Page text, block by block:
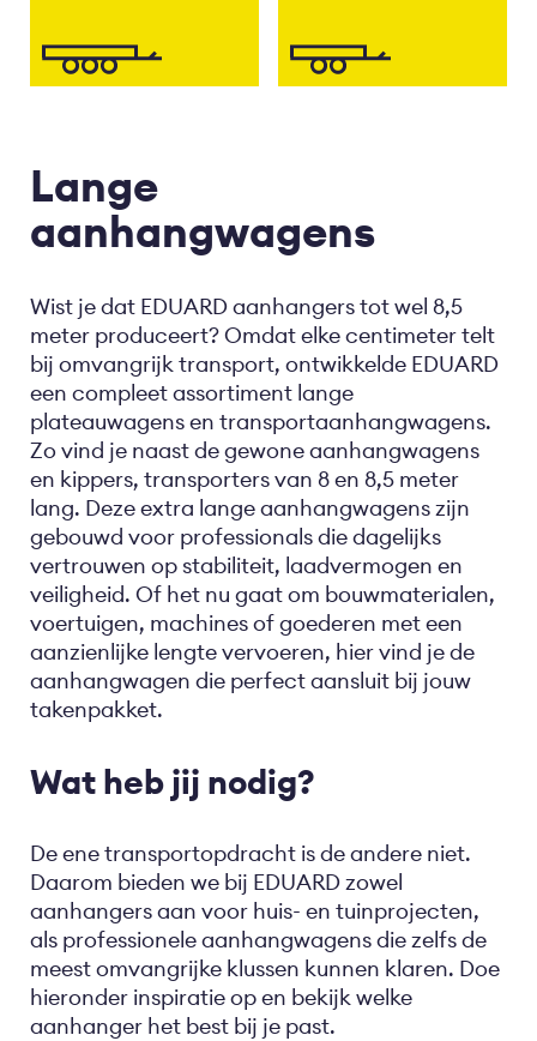
Lange
aanhangwagens
Wist je dat EDUARD aanhangers tot wel 8,5
meter produceert? Omdat elke centimeter telt
bij omvangrijk transport, ontwikkelde EDUARD
een compleet assortiment lange
plateauwagens en transportaanhangwagens.
Zo vind je naast de gewone aanhangwagens
en kippers, transporters van 8 en 8,5 meter
lang. Deze extra lange aanhangwagens zijn
gebouwd voor professionals die dagelijks
vertrouwen op stabiliteit, laadvermogen en
veiligheid. Of het nu gaat om bouwmaterialen,
voertuigen, machines of goederen met een
aanzienlijke lengte vervoeren, hier vind je de
aanhangwagen die perfect aansluit bij jouw
takenpakket.
Wat heb jij nodig?
De ene transportopdracht is de andere niet.
Daarom bieden we bij EDUARD zowel
aanhangers aan voor huis- en tuinprojecten,
als professionele aanhangwagens die zelfs de
meest omvangrijke klussen kunnen klaren. Doe
hieronder inspiratie op en bekijk welke
aanhanger het best bij je past.